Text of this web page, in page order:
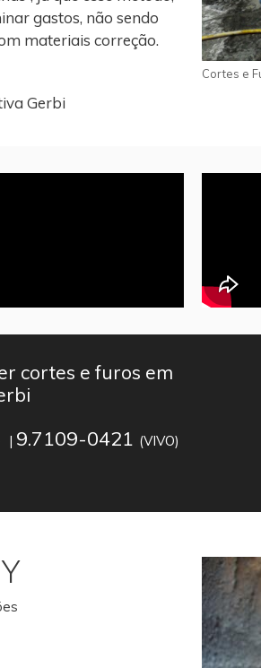
gastos, não sendo
materiais correção.
Gerbi
Cortes e
cortes e furos em
| 9.7109-0421 (VIVO)